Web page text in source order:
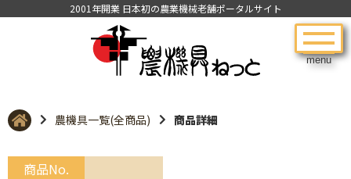
menu
2001年開業 日本初の農業機械老舗ポータルサイト
農機具一覧(全商品) 商品詳細
商品No.